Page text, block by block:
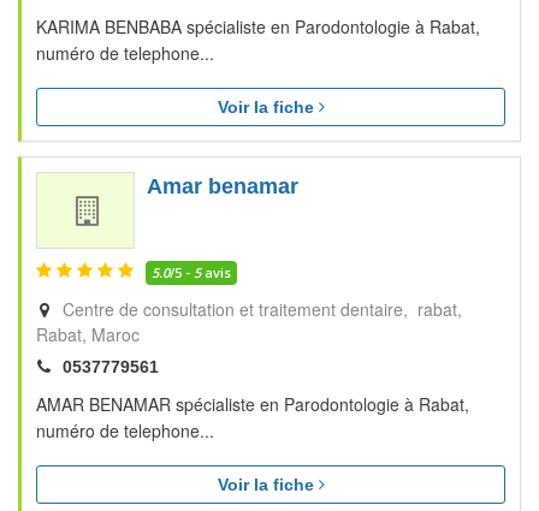
KARIMA BENBABA spécialiste en Parodontologie à Rabat,
numéro de telephone...
Voir la fiche
Amar benamar
5.0/5 - 5avis
Centre de consultation et traitement dentaire, rabat
Rabat Maroc
0537779561
AMAR BENAMAR spécialiste en Parodontologie à Rabat,
numéro de telephone...
Voir la fiche